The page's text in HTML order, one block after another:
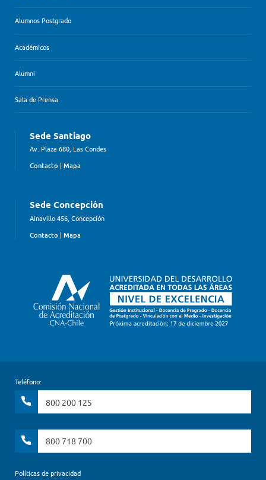
Alumnos Postgrado
Académicos
Alumni
Sala de Prensa
Sede Santiago
Av. Plaza 680, Las Condes
Contacto | Mapa
Sede Concepción
Ainavillo 456, Concepción
Contacto | Mapa
Teléfono:
800 200 125
800 718 700
Políticas de privacidad